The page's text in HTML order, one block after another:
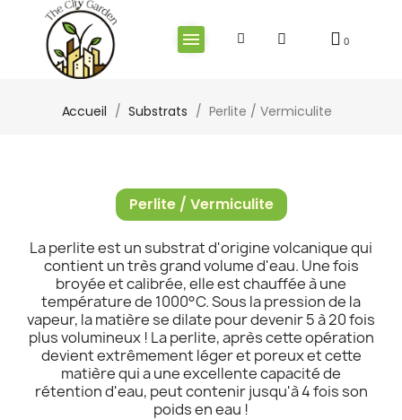
Accueil Substrats Perlite / Vermiculite
Perlite / Vermiculite
La perlite est un substrat d'origine volcanique qui
contient un très grand volume d'eau. Une fois
broyée et calibrée, elle est chauffée à une
température de 1000°C. Sous la pression de la
vapeur, la matière se dilate pour devenir 5 à 20 fois
plus volumineux ! La perlite, après cette opération
devient extrêmement léger et poreux et cette
matière qui a une excellente capacité de
rétention d'eau, peut contenir jusqu'à 4 fois son
poids en eau !